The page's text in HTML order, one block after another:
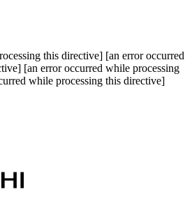
this directive] [an error occurred
[an error occurred while processing
while processing this directive]